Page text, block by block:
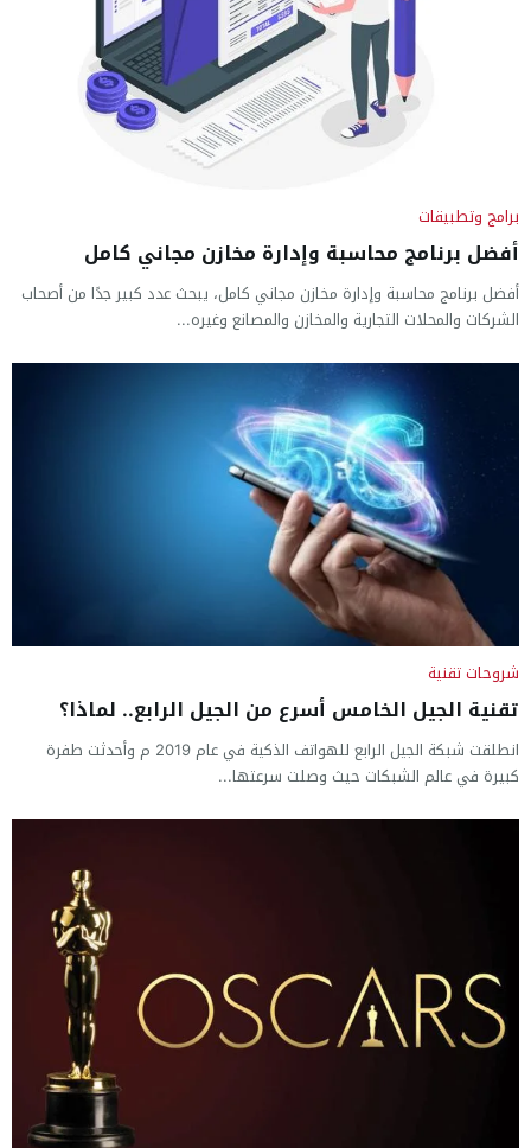
برامج وتطبيقات
أفضل برنامج محاسبة وإدارة مخازن مجاني كامل
أفضل برنامج محاسبة وإدارة مخازن مجاني كامل، يبحث عدد كبير جدًا من أصحاب
الشركات والمحلات التجارية والمخازن والمصانع وغيره...
شروحات تقنية
تقنية الجيل الخامس أسرع من الجيل الرابع.. لماذا؟
انطلقت شبكة الجيل الرابع للهواتف الذكية في عام 2019 م وأحدثت طفرة
كبيرة في عالم الشبكات حيث وصلت سرعتها...